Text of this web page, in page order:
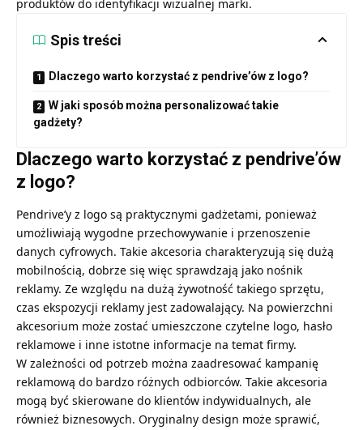
produktów do identyfikacji wizualnej marki.
Spis treści
Dlaczego warto korzystać z pendrive’ów z logo?
W jaki sposób można personalizować takie
gadżety?
Dlaczego warto korzystać z pendrive’ów
z logo?
Pendrive’y z logo są praktycznymi gadżetami, ponieważ
umożliwiają wygodne przechowywanie i przenoszenie
danych cyfrowych. Takie akcesoria charakteryzują się dużą
mobilnością, dobrze się więc sprawdzają jako nośnik
reklamy. Ze względu na dużą żywotność takiego sprzętu,
czas ekspozycji reklamy jest zadowalający. Na powierzchni
akcesorium może zostać umieszczone czytelne logo, hasło
reklamowe i inne istotne informacje na temat firmy.
W zależności od potrzeb można zaadresować kampanię
reklamową do bardzo różnych odbiorców. Takie akcesoria
mogą być skierowane do klientów indywidualnych, ale
również biznesowych. Oryginalny design może sprawić,